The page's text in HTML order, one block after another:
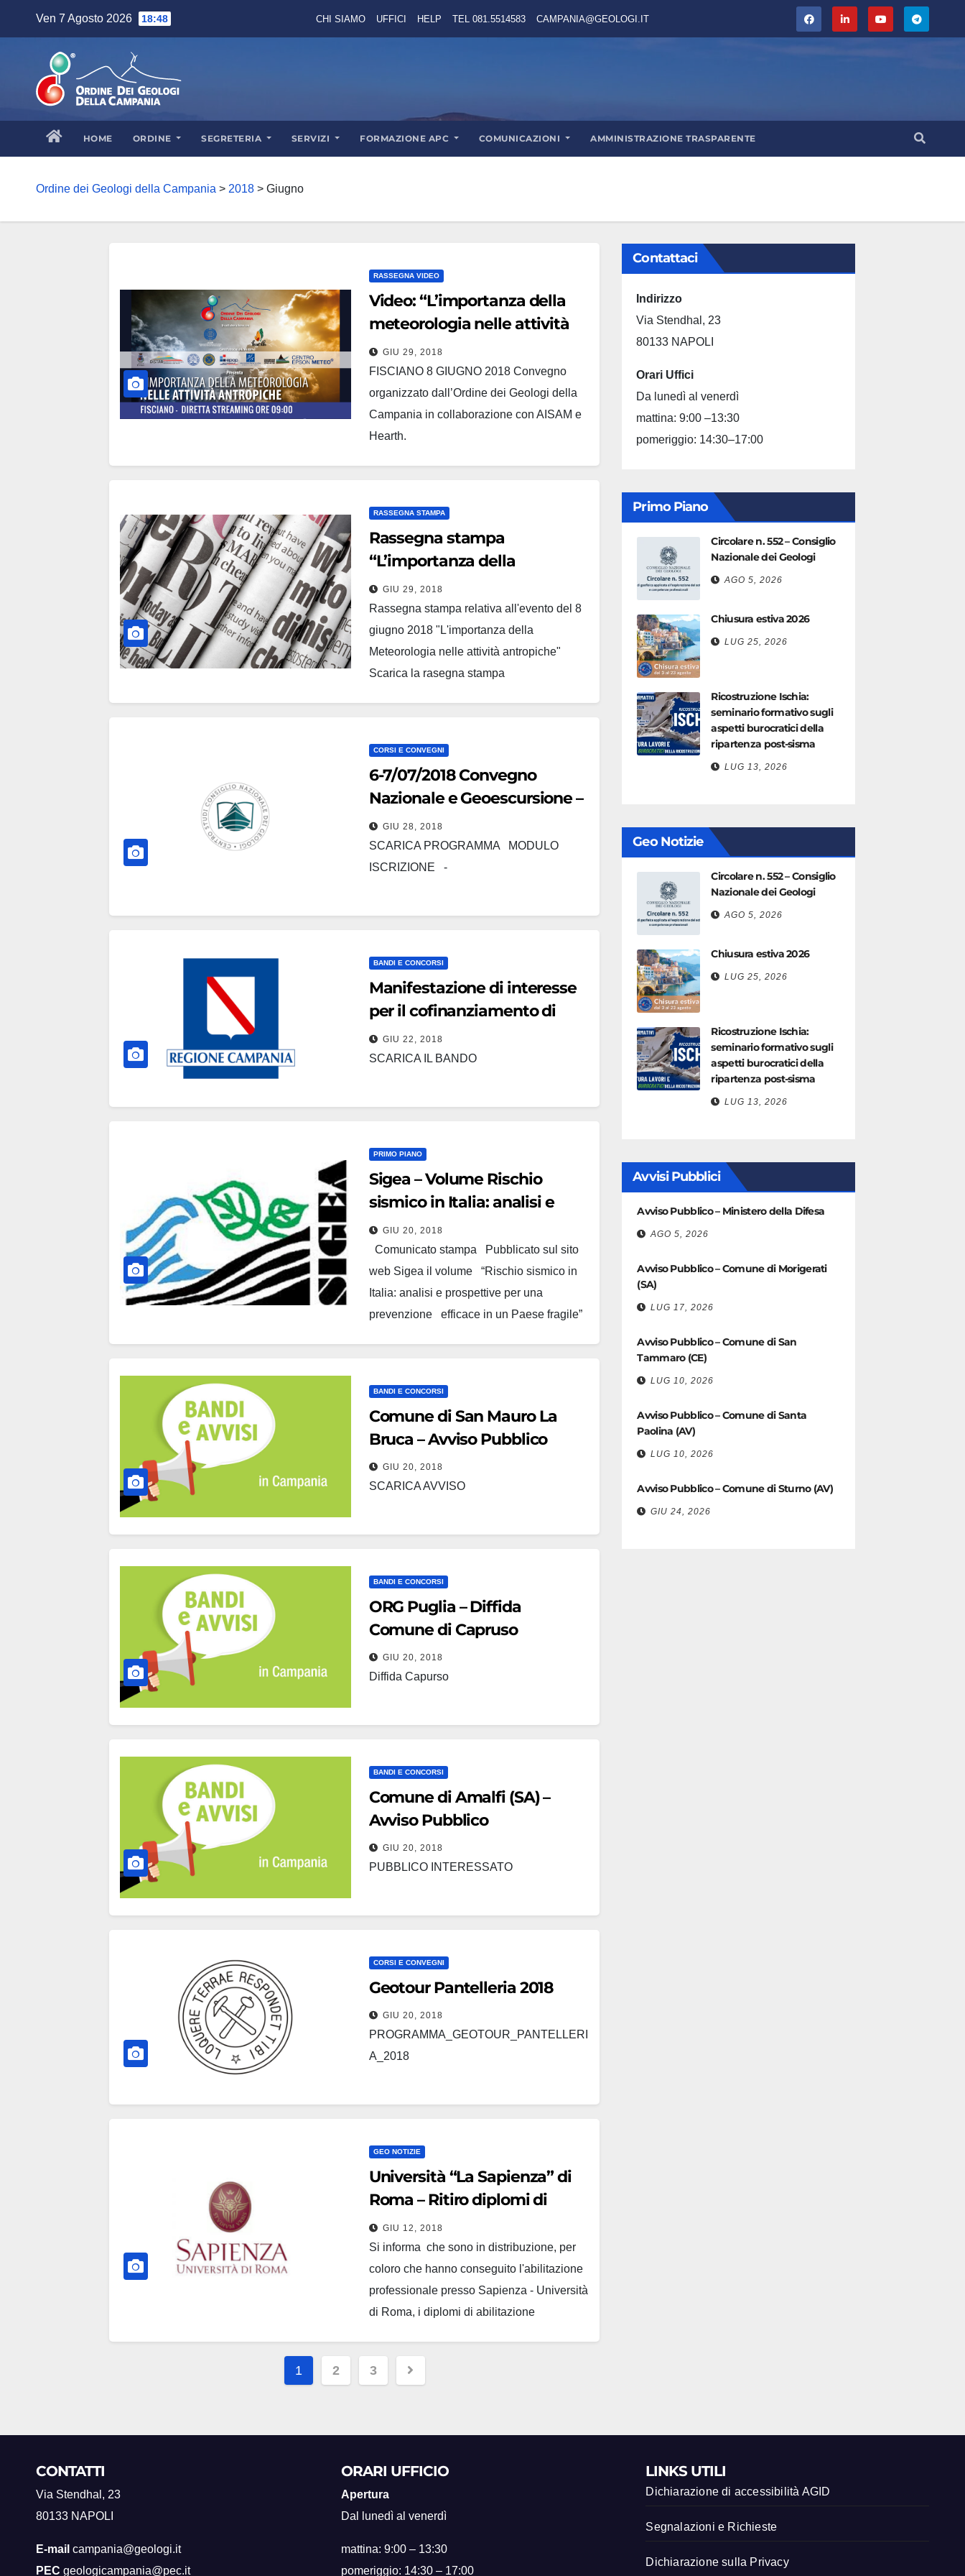
Ven 7 Agosto 2026 18:48 CHI SIAMO UFFICI HELP TEL 081.5514583 CAMPANIA@GEOLOGI.IT
HOME ORDINE SEGRETERIA SERVIZI FORMAZIONE APC COMUNICAZIONI AMMINISTRAZIONE TRASPARENTE
Ordine dei Geologi della Campania > 2018 > Giugno
RASSEGNA VIDEO
Video: “L’importanza della
meteorologia nelle attività
antropiche”
GIU 29, 2018
FISCIANO 8 GIUGNO 2018 Convegno
organizzato dall’Ordine dei Geologi della
Campania in collaborazione con AISAM e
Hearth.
RASSEGNA STAMPA
Rassegna stampa
“L’importanza della
Meteorologia nelle attività
antropiche”
GIU 29, 2018
Rassegna stampa relativa all'evento del 8
giugno 2018 "L'importanza della
Meteorologia nelle attività antropiche"
Scarica la rasegna stampa
CORSI E CONVEGNI
6-7/07/2018 Convegno
Nazionale e Geoescursione –
Etna: prevenzione e
pianificazione
GIU 28, 2018
SCARICA PROGRAMMA MODULO
ISCRIZIONE -
BANDI E CONCORSI
Manifestazione di interesse
per il cofinanziamento di
studi di Microzonazione
Sismica di Livello 1
della condizione limite per
GIU 22, 2018
SCARICA IL BANDO
PRIMO PIANO
Sigea – Volume Rischio
sismico in Italia: analisi e
prospettive per una
prevenzione efficace in un
paese fragile
GIU 20, 2018
Comunicato stampa Pubblicato sul sito
web Sigea il volume “Rischio sismico in
Italia: analisi e prospettive per una
prevenzione efficace in un Paese fragile”
“Rischio sismico…
BANDI E CONCORSI
Comune di San Mauro La
Bruca – Avviso Pubblico
GIU 20, 2018
SCARICA AVVISO
BANDI E CONCORSI
ORG Puglia – Diffida
Comune di Capruso
GIU 20, 2018
Diffida Capurso
BANDI E CONCORSI
Comune di Amalfi (SA) –
Avviso Pubblico
GIU 20, 2018
PUBBLICO INTERESSATO
CORSI E CONVEGNI
Geotour Pantelleria 2018
GIU 20, 2018
PROGRAMMA_GEOTOUR_PANTELLERI
A_2018
GEO NOTIZIE
Università “La Sapienza” di
Roma – Ritiro diplomi di
abilitazione esercizio delle
professioni
GIU 12, 2018
Si informa che sono in distribuzione, per
coloro che hanno conseguito l'abilitazione
professionale presso Sapienza - Università
di Roma, i diplomi di abilitazione
diplomi personalmente o tramite delegato
Paginazione
degli
1 2 3
Contattaci
Indirizzo
Via Stendhal, 23
80133 NAPOLI
Orari Uffici
Da lunedì al venerdì
mattina: 9:00 –13:30
pomeriggio: 14:30–17:00
Primo Piano
Circolare n. 552 – Consiglio
Nazionale dei Geologi
AGO 5, 2026
Chiusura estiva 2026
LUG 25, 2026
Ricostruzione Ischia:
seminario formativo sugli
aspetti burocratici della
ripartenza post-sisma
LUG 13, 2026
Geo Notizie
Circolare n. 552 – Consiglio
Nazionale dei Geologi
AGO 5, 2026
Chiusura estiva 2026
LUG 25, 2026
Ricostruzione Ischia:
seminario formativo sugli
aspetti burocratici della
ripartenza post-sisma
LUG 13, 2026
Avvisi Pubblici
Avviso Pubblico – Ministero della Difesa
AGO 5, 2026
Avviso Pubblico – Comune di Morigerati
(SA)
LUG 17, 2026
Avviso Pubblico – Comune di San
Tammaro (CE)
LUG 10, 2026
Avviso Pubblico – Comune di Santa
Paolina (AV)
LUG 10, 2026
Avviso Pubblico – Comune di Sturno (AV)
GIU 24, 2026
CONTATTI
Via Stendhal, 23
80133 NAPOLI
E-mail campania@geologi.it
PEC geologicampania@pec.it
ORARI UFFICIO
Apertura
Dal lunedì al venerdì
mattina: 9:00 – 13:30
pomeriggio: 14:30 – 17:00
LINKS UTILI
Dichiarazione di accessibilità AGID
Segnalazioni e Richieste
Dichiarazione sulla Privacy